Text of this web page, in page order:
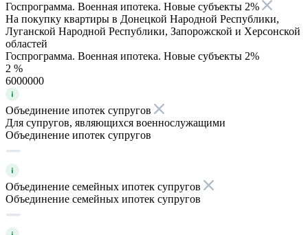
Госпрограмма. Военная ипотека. Новые субъекты 2%
На покупку квартиры в Донецкой Народной Республики,
Луганской Народной Республики, Запорожской и Херсонской
областей
Госпрограмма. Военная ипотека. Новые субъекты 2%
2 %
6000000
Объединение ипотек супругов
Для супругов, являющихся военнослужащими
Объединение ипотек супругов
Объединение семейных ипотек супругов
Объединение семейных ипотек супругов